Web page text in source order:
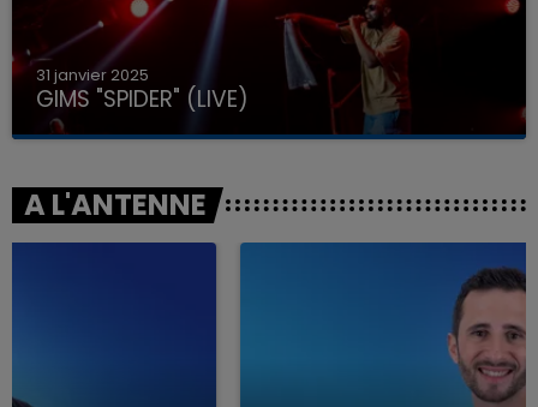
31 janvier 2025
GIMS "SPIDER" (LIVE)
A L'ANTENNE